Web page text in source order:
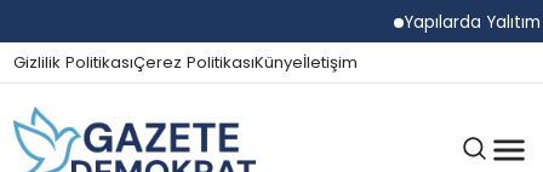
Yapılarda Yalıtım
Gizlilik PolitikasıÇerez PolitikasıKünyeİletişim